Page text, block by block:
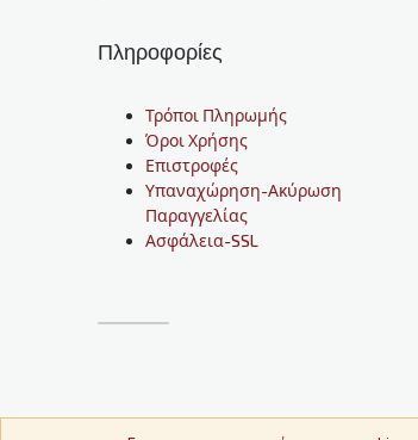
Πληροφορίες
Τρόποι Πληρωμής
Όροι Χρήσης
Επιστροφές
Υπαναχώρηση-Ακύρωση
Παραγγελίας
Ασφάλεια-SSL